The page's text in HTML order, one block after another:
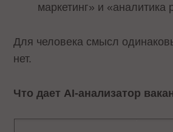
маркетинг» и «аналитика
Для человека смысл
нет.
Что дает AI-анализатор